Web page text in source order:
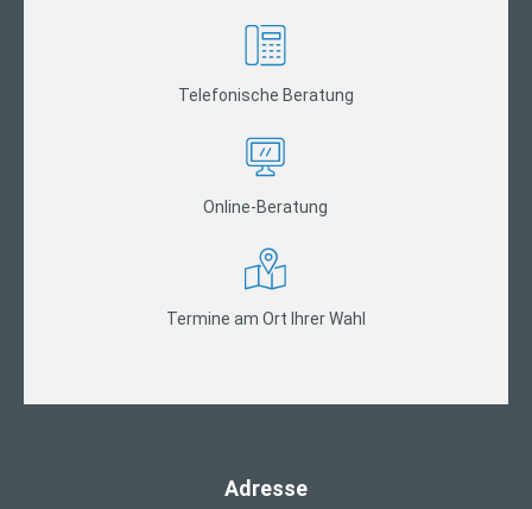
Telefonische Beratung
Online-Beratung
Termine am Ort Ihrer Wahl
Adresse